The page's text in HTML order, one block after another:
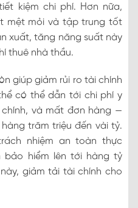
kiệm chi phí. Hơn nữa,
mệt mỏi và tập trung tốt
xuất, tăng năng suất này
thuê nhà thầu.
giúp giảm rủi ro tài chính
có thể dẫn tới chi phí y
và mất đơn hàng —
trăm triệu đến vài tỷ.
nhiệm an toàn thực
bảo hiểm lên tới hàng tỷ
giảm tải tài chính cho